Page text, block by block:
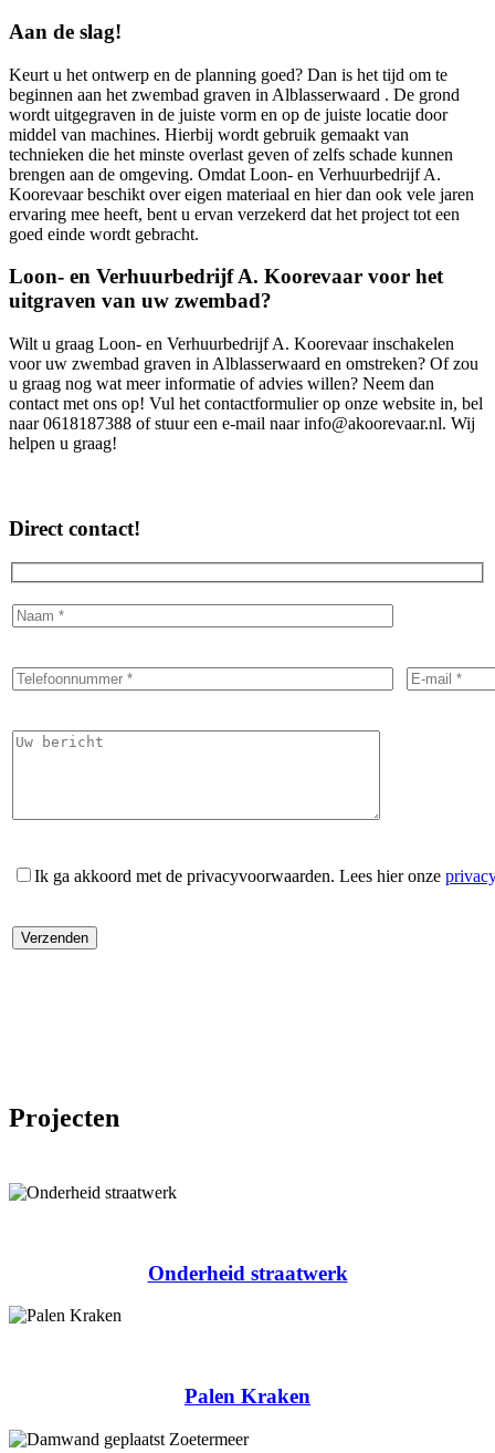
Aan de slag!
Keurt u het ontwerp en de planning goed? Dan is het tijd om te
beginnen aan het zwembad graven in Alblasserwaard . De grond
wordt uitgegraven in de juiste vorm en op de juiste locatie door
middel van machines. Hierbij wordt gebruik gemaakt van
technieken die het minste overlast geven of zelfs schade kunnen
brengen aan de omgeving. Omdat Loon- en Verhuurbedrijf A.
Koorevaar beschikt over eigen materiaal en hier dan ook vele jaren
ervaring mee heeft, bent u ervan verzekerd dat het project tot een
goed einde wordt gebracht.
Loon- en Verhuurbedrijf A. Koorevaar voor het
uitgraven van uw zwembad?
Wilt u graag Loon- en Verhuurbedrijf A. Koorevaar inschakelen
voor uw zwembad graven in Alblasserwaard en omstreken? Of zou
u graag nog wat meer informatie of advies willen? Neem dan
contact met ons op! Vul het contactformulier op onze website in, bel
naar 0618187388 of stuur een e-mail naar info@akoorevaar.nl. Wij
helpen u graag!
Direct contact!
Ik ga akkoord met de privacyvoorwaarden. Lees hier onze
Projecten
Onderheid straatwerk
Palen Kraken